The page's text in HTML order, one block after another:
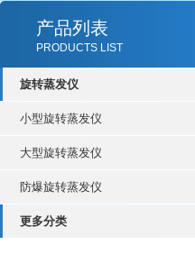
产品列表
PRODUCTS LIST
旋转蒸发仪
小型旋转蒸发仪
大型旋转蒸发仪
防爆旋转蒸发仪
更多分类